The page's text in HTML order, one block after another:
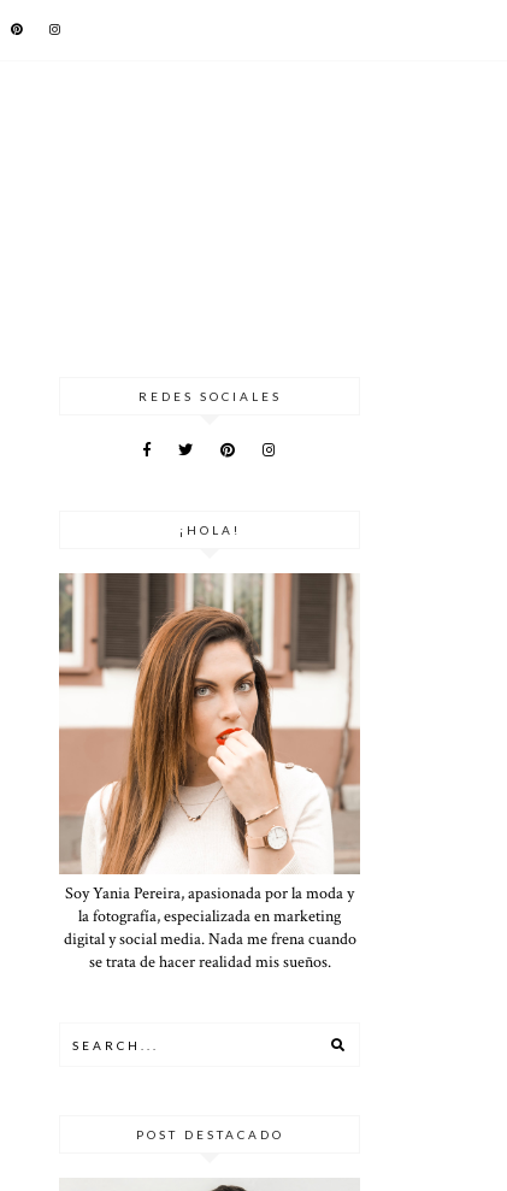
REDES SOCIALES
¡HOLA!
Soy Yania Pereira, apasionada por la moda y
la fotografía, especializada en marketing
digital y social media. Nada me frena cuando
se trata de hacer realidad mis sueños.
POST DESTACADO